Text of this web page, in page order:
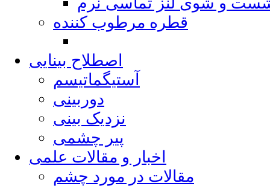
قطره مرطوب کننده
اصطلاح بینایی
آستیگماتیسم
دوربینی
نزدیک بینی
پیر چشمی
اخبار و مقالات علمی
مقالات در مورد چشم